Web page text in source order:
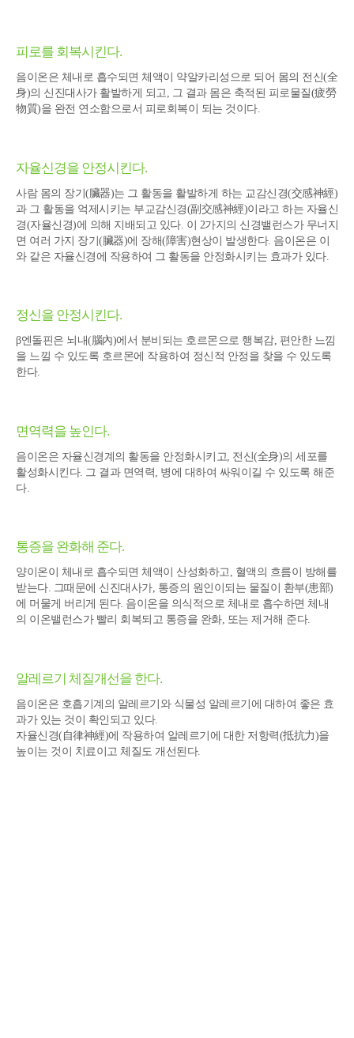
피로를 회복시킨다.
음이온은 체내로 흡수되면 체액이 약알카리성으로 되어 몸의 전신(全
身)의 신진대사가 활발하게 되고, 그 결과 몸은 축적된 피로물질(疲勞
物質)을 완전 연소함으로서 피로회복이 되는 것이다.
자율신경을 안정시킨다.
사람 몸의 장기(臟器)는 그 활동을 활발하게 하는 교감신경(交感神經)
과 그 활동을 억제시키는 부교감신경(副交感神經)이라고 하는 자율신
경(자율신경)에 의해 지배되고 있다. 이 2가지의 신경밸런스가 무너지
면 여러 가지 장기(臟器)에 장해(障害)현상이 발생한다. 음이온은 이
와 같은 자율신경에 작용하여 그 활동을 안정화시키는 효과가 있다.
정신을 안정시킨다.
β엔돌핀은 뇌내(腦內)에서 분비되는 호르몬으로 행복감, 편안한 느낌
을 느낄 수 있도록 호르몬에 작용하여 정신적 안정을 찾을 수 있도록
한다.
면역력을 높인다.
음이온은 자율신경계의 활동을 안정화시키고, 전신(全身)의 세포를
활성화시킨다. 그 결과 면역력, 병에 대하여 싸워이길 수 있도록 해준
다.
통증을 완화해 준다.
양이온이 체내로 흡수되면 체액이 산성화하고, 혈액의 흐름이 방해를
받는다. 그때문에 신진대사가, 통증의 원인이되는 물질이 환부(患部)
에 머물게 버리게 된다. 음이온을 의식적으로 체내로 흡수하면 체내
의 이온밸런스가 빨리 회복되고 통증을 완화, 또는 제거해 준다.
알레르기 체질개선을 한다.
음이온은 호흡기계의 알레르기와 식물성 알레르기에 대하여 좋은 효
과가 있는 것이 확인되고 있다.
자율신경(自律神經)에 작용하여 알레르기에 대한 저항력(抵抗力)을
높이는 것이 치료이고 체질도 개선된다.